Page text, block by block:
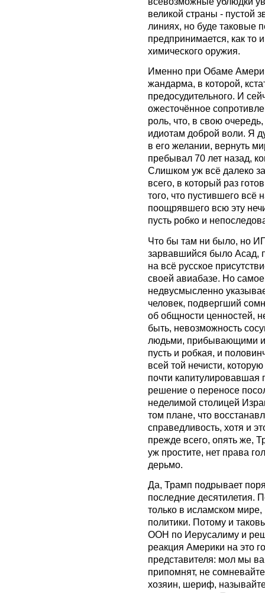
великой страны - пустой
линиях, но буде таковые
предпринимается, как
химического оружия.
Именно при Обаме
жандарма, в которой,
предосудительного. И
ожесточённое
роль, что, в свою
идиотам доброй воли. Я
в его желании, вернуть
пребывал 70 лет назад,
Слишком уж всё далеко
всего, в который раз
того, что пустившего всё
поощрявшего всю эту
пусть робко и
Что бы там ни было, но
зарвавшийся было Асад,
на всё русское
своей авиабазе. Но
недвусмысленно
человек, подвергший
об общности ценностей,
быть, невозможность
людьми, прибывающими
пусть и робкая, и
всей той нечисти,
почти
решение о переносе
неделимой столицей
том плане, что
справедливость, хотя и
прежде всего, опять же,
уж простите, нет права
дерьмо.
Да, Трамп подрывает
последние десятилетия.
только в исламском
политики. Потому и
ООН по Иерусалиму и
реакция Америки на это
представителя: мол мы
припомнят, не
хозяин, шериф,